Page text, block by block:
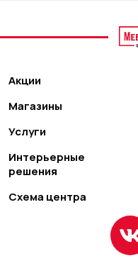
Акции
Магазины
Услуги
Интерьерные
решения
Схема центра